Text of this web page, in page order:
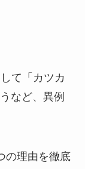
て「カツカ
など、異例
の理由を徹底